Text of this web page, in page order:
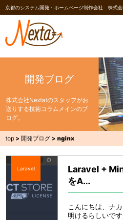
京都のシステム開発・ホームページ制作会社 株式会
開発ブログ
株式会社Nextatのスタッフがお
送りする技術コラムメインのブ
ログ。
top >開発ブログ >nginx
Laravel
Laravel +
をA...
こんにちは、ナ
明けるらしいで